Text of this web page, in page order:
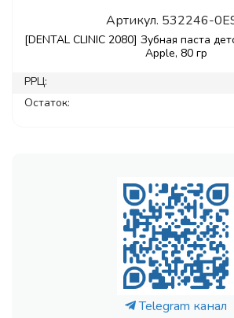
Артикул. 532246-
[DENTAL CLINIC 2080] Зубная паста
Apple, 80 гр
РРЦ:
Остаток:
Telegram канал